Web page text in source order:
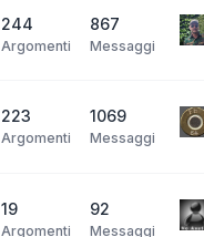
244
Argomenti
867
Messaggi
223
Argomenti
1069
Messaggi
19
Argomenti
92
Messaggi